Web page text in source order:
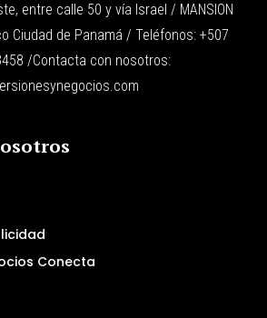
entre calle 50 y vía Israel / MANSION
Ciudad de Panamá / Teléfonos: +507
/Contacta con nosotros:
Conecta